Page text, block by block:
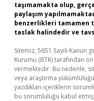
taşımamakta olup,
paylaşım
benzerlikleri tamamen
taslak halindedir ve
Sitemiz, 5651 Sayılı
Kurumu (BTK) tarafından
vermektedir. Bu nedenle,
veya araştırma
yazdıkları içeriklerin
bu sorumluluğu kabul etmiş